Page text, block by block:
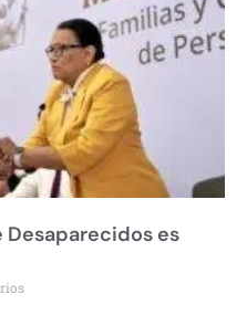
Desaparecidos es